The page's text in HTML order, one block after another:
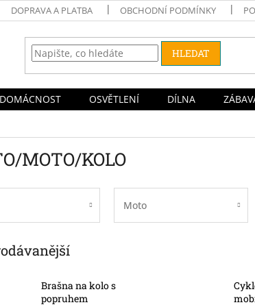
DOPRAVA A PLATBA OBCHODNÍ PODMÍNKY
HLEDAT
DOMÁCNOST OSVĚTLENÍ DÍLNA
MOTO/KOLO
Moto
Brašna na kolo s
popruhem